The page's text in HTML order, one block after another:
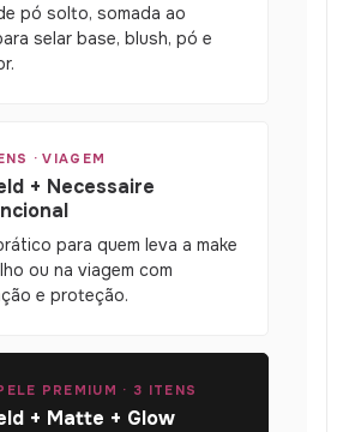
pó solto, somada ao
selar base, blush, pó e
· VIAGEM
+ Necessaire
para quem leva a make
ou na viagem com
e proteção.
PREMIUM · 3 ITENS
+ Matte + Glow